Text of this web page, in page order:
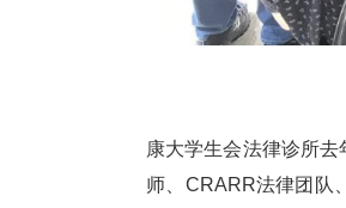
康大学生会法律诊所
师、CRARR法律团队